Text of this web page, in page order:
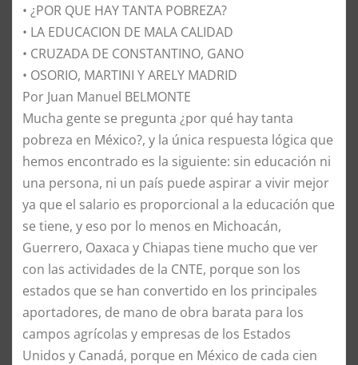
• ¿POR QUE HAY TANTA POBREZA?
• LA EDUCACION DE MALA CALIDAD
• CRUZADA DE CONSTANTINO, GANO
• OSORIO, MARTINI Y ARELY MADRID
Por Juan Manuel BELMONTE
Mucha gente se pregunta ¿por qué hay tanta
pobreza en México?, y la única respuesta lógica que
hemos encontrado es la siguiente: sin educación ni
una persona, ni un país puede aspirar a vivir mejor
ya que el salario es proporcional a la educación que
se tiene, y eso por lo menos en Michoacán,
Guerrero, Oaxaca y Chiapas tiene mucho que ver
con las actividades de la CNTE, porque son los
estados que se han convertido en los principales
aportadores, de mano de obra barata para los
campos agrícolas y empresas de los Estados
Unidos y Canadá, porque en México de cada cien